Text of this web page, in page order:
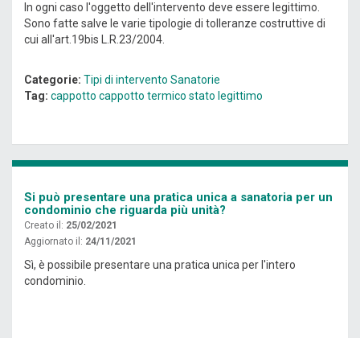
In ogni caso l'oggetto dell'intervento deve essere legittimo.
Sono fatte salve le varie tipologie di tolleranze costruttive di
cui all'art.19bis L.R.23/2004.
Categorie: Tipi di intervento Sanatorie
Tag: cappotto cappotto termico stato legittimo
Si può presentare una pratica unica a sanatoria per un
condominio che riguarda più unità?
Creato il: 25/02/2021
Aggiornato il: 24/11/2021
Sì, è possibile presentare una pratica unica per l'intero
condominio.